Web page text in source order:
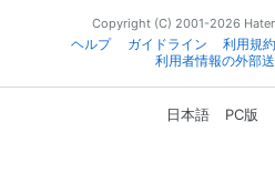
Copyright (C) 2001-2026
ヘルプ
ガイドライン 利用規約
利用者情報の外部
日本語 PC版